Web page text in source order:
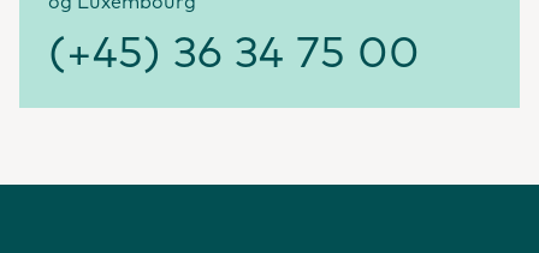
(+45) 36 34 75 00